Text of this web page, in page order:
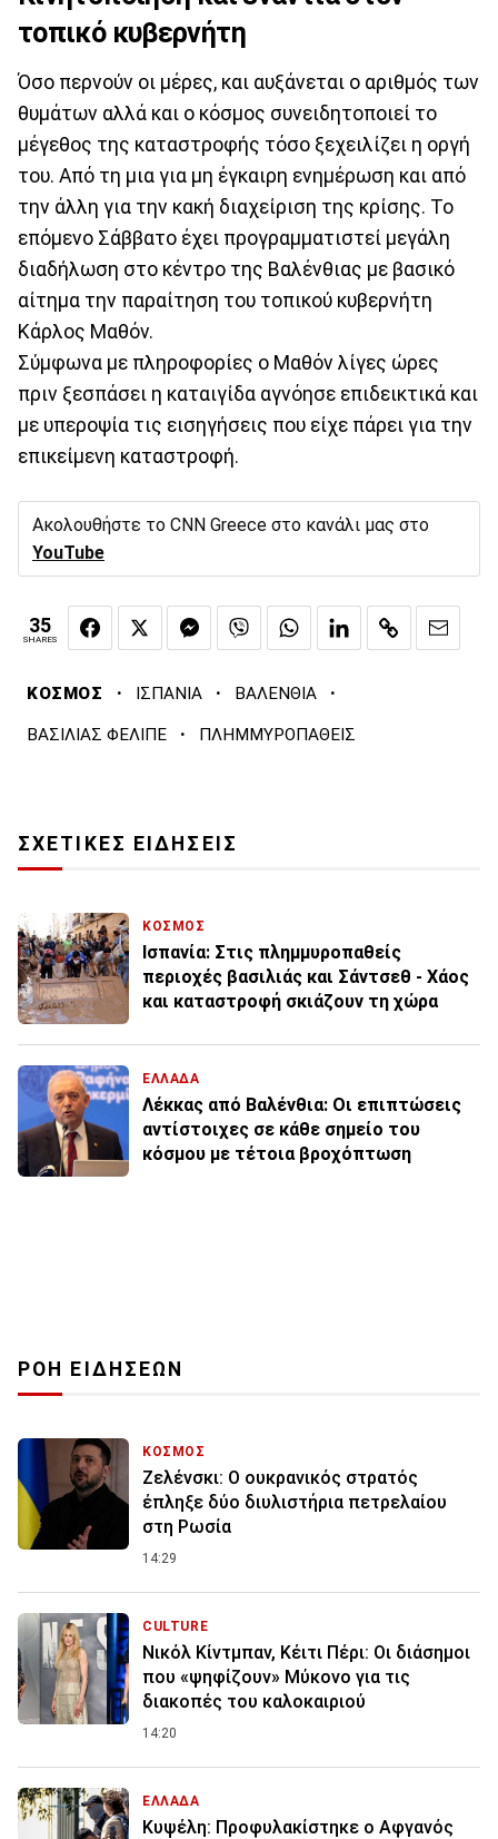
τοπικό κυβερνήτη
Όσο περνούν οι μέρες, και αυξάνεται ο αριθμός των
θυμάτων αλλά και ο κόσμος συνειδητοποιεί το
μέγεθος της καταστροφής τόσο ξεχειλίζει η οργή
του. Από τη μια για μη έγκαιρη ενημέρωση και από
την άλλη για την κακή διαχείριση της κρίσης. Το
επόμενο Σάββατο έχει προγραμματιστεί μεγάλη
διαδήλωση στο κέντρο της Βαλένθιας με βασικό
αίτημα την παραίτηση του τοπικού κυβερνήτη
Κάρλος Μαθόν.
Σύμφωνα με πληροφορίες ο Μαθόν λίγες ώρες
πριν ξεσπάσει η καταιγίδα αγνόησε επιδεικτικά και
με υπεροψία τις εισηγήσεις που είχε πάρει για την
επικείμενη καταστροφή.
Ακολουθήστε το CNN Greece στο κανάλι μας στο
YouTube
35
SHARES
ΚΟΣΜΟΣ · ΙΣΠΑΝΙΑ · ΒΑΛΕΝΘΙΑ ·
ΒΑΣΙΛΙΑΣ ΦΕΛΙΠΕ · ΠΛΗΜΜΥΡΟΠΑΘΕΙΣ
ΣΧΕΤΙΚΕΣ ΕΙΔΗΣΕΙΣ
ΚΟΣΜΟΣ
Ισπανία: Στις πλημμυροπαθείς
περιοχές βασιλιάς και Σάντσεθ - Χάος
και καταστροφή σκιάζουν τη χώρα
ΕΛΛΑΔΑ
Λέκκας από Βαλένθια: Οι επιπτώσεις
αντίστοιχες σε κάθε σημείο του
κόσμου με τέτοια βροχόπτωση
ΡΟΗ ΕΙΔΗΣΕΩΝ
ΚΟΣΜΟΣ
Ζελένσκι: O ουκρανικός στρατός
έπληξε δύο διυλιστήρια πετρελαίου
στη Ρωσία
14:29
CULTURE
Νικόλ Κίντμπαν, Κέιτι Πέρι: Οι διάσημοι
που «ψηφίζουν» Μύκονο για τις
διακοπές του καλοκαιριού
14:20
ΕΛΛΑΔΑ
Κυψέλη: Προφυλακίστηκε ο Αφγανός